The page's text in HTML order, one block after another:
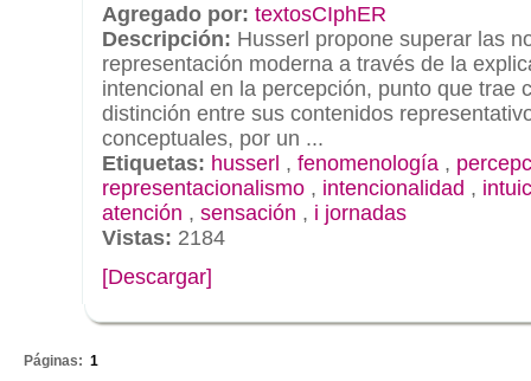
Agregado por: textosCIphER
Descripción: Husserl propone superar las
representación moderna a través de la
intencional en la percepción, punto que trae
distinción entre sus contenidos
conceptuales, por un ...
Etiquetas: husserl , fenomenología ,
representacionalismo , intencionalidad ,
atención , sensación , i jornadas
Vistas: 2184
[Descargar]
Páginas: 1